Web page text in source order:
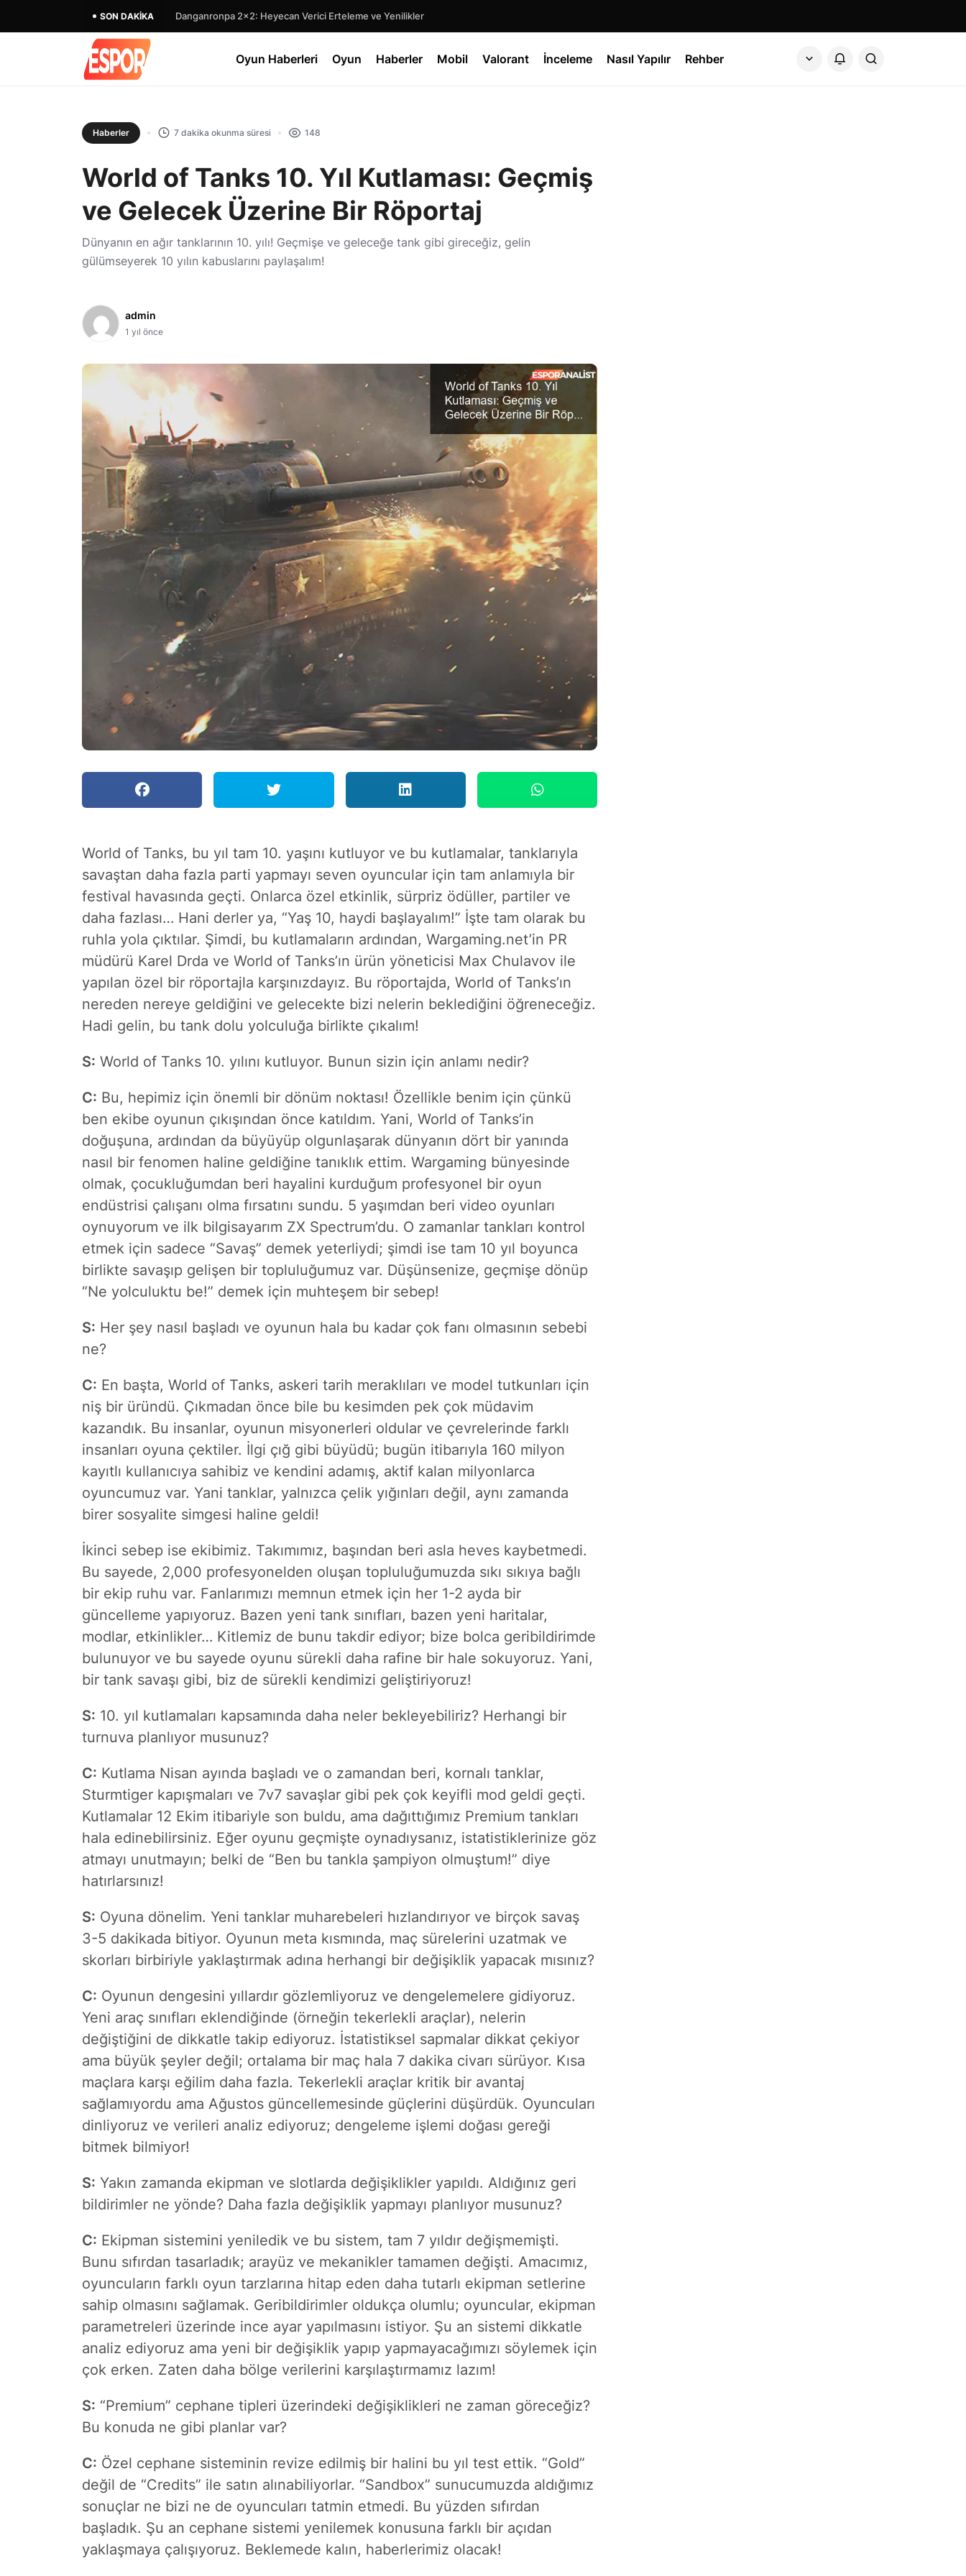
SON DAKIKA Danganronpa 2×2: Heyecan Verici Erteleme ve Yenilikler
Oyun Haberleri Oyun Haberler Mobil Valorant İnceleme Nasıl Yapılır Rehber
Haberler 7 dakika okunma süresi 148
World of Tanks 10. Yıl Kutlaması: Geçmiş
ve Gelecek Üzerine Bir Röportaj
Dünyanın en ağır tanklarının 10. yılı! Geçmişe ve geleceğe tank gibi gireceğiz, gelin
gülümseyerek 10 yılın kabuslarını paylaşalım!
admin
1 yıl önce
World of Tanks, bu yıl tam 10. yaşını kutluyor ve bu kutlamalar, tanklarıyla
savaştan daha fazla parti yapmayı seven oyuncular için tam anlamıyla bir
festival havasında geçti. Onlarca özel etkinlik, sürpriz ödüller, partiler ve
daha fazlası… Hani derler ya, “Yaş 10, haydi başlayalım!” İşte tam olarak bu
ruhla yola çıktılar. Şimdi, bu kutlamaların ardından, Wargaming.net’in PR
müdürü Karel Drda ve World of Tanks’ın ürün yöneticisi Max Chulavov ile
yapılan özel bir röportajla karşınızdayız. Bu röportajda, World of Tanks’ın
nereden nereye geldiğini ve gelecekte bizi nelerin beklediğini öğreneceğiz.
Hadi gelin, bu tank dolu yolculuğa birlikte çıkalım!
S: World of Tanks 10. yılını kutluyor. Bunun sizin için anlamı nedir?
C: Bu, hepimiz için önemli bir dönüm noktası! Özellikle benim için çünkü
ben ekibe oyunun çıkışından önce katıldım. Yani, World of Tanks’in
doğuşuna, ardından da büyüyüp olgunlaşarak dünyanın dört bir yanında
nasıl bir fenomen haline geldiğine tanıklık ettim. Wargaming bünyesinde
olmak, çocukluğumdan beri hayalini kurduğum profesyonel bir oyun
endüstrisi çalışanı olma fırsatını sundu. 5 yaşımdan beri video oyunları
oynuyorum ve ilk bilgisayarım ZX Spectrum’du. O zamanlar tankları kontrol
etmek için sadece “Savaş” demek yeterliydi; şimdi ise tam 10 yıl boyunca
birlikte savaşıp gelişen bir topluluğumuz var. Düşünsenize, geçmişe dönüp
“Ne yolculuktu be!” demek için muhteşem bir sebep!
S: Her şey nasıl başladı ve oyunun hala bu kadar çok fanı olmasının sebebi
ne?
C: En başta, World of Tanks, askeri tarih meraklıları ve model tutkunları için
niş bir üründü. Çıkmadan önce bile bu kesimden pek çok müdavim
kazandık. Bu insanlar, oyunun misyonerleri oldular ve çevrelerinde farklı
insanları oyuna çektiler. İlgi çığ gibi büyüdü; bugün itibarıyla 160 milyon
kayıtlı kullanıcıya sahibiz ve kendini adamış, aktif kalan milyonlarca
oyuncumuz var. Yani tanklar, yalnızca çelik yığınları değil, aynı zamanda
birer sosyalite simgesi haline geldi!
İkinci sebep ise ekibimiz. Takımımız, başından beri asla heves kaybetmedi.
Bu sayede, 2,000 profesyonelden oluşan topluluğumuzda sıkı sıkıya bağlı
bir ekip ruhu var. Fanlarımızı memnun etmek için her 1-2 ayda bir
güncelleme yapıyoruz. Bazen yeni tank sınıfları, bazen yeni haritalar,
modlar, etkinlikler… Kitlemiz de bunu takdir ediyor; bize bolca geribildirimde
bulunuyor ve bu sayede oyunu sürekli daha rafine bir hale sokuyoruz. Yani,
bir tank savaşı gibi, biz de sürekli kendimizi geliştiriyoruz!
S: 10. yıl kutlamaları kapsamında daha neler bekleyebiliriz? Herhangi bir
turnuva planlıyor musunuz?
C: Kutlama Nisan ayında başladı ve o zamandan beri, kornalı tanklar,
Sturmtiger kapışmaları ve 7v7 savaşlar gibi pek çok keyifli mod geldi geçti.
Kutlamalar 12 Ekim itibariyle son buldu, ama dağıttığımız Premium tankları
hala edinebilirsiniz. Eğer oyunu geçmişte oynadıysanız, istatistiklerinize göz
atmayı unutmayın; belki de “Ben bu tankla şampiyon olmuştum!” diye
hatırlarsınız!
S: Oyuna dönelim. Yeni tanklar muharebeleri hızlandırıyor ve birçok savaş
3-5 dakikada bitiyor. Oyunun meta kısmında, maç sürelerini uzatmak ve
skorları birbiriyle yaklaştırmak adına herhangi bir değişiklik yapacak mısınız?
C: Oyunun dengesini yıllardır gözlemliyoruz ve dengelemelere gidiyoruz.
Yeni araç sınıfları eklendiğinde (örneğin tekerlekli araçlar), nelerin
değiştiğini de dikkatle takip ediyoruz. İstatistiksel sapmalar dikkat çekiyor
ama büyük şeyler değil; ortalama bir maç hala 7 dakika civarı sürüyor. Kısa
maçlara karşı eğilim daha fazla. Tekerlekli araçlar kritik bir avantaj
sağlamıyordu ama Ağustos güncellemesinde güçlerini düşürdük. Oyuncuları
dinliyoruz ve verileri analiz ediyoruz; dengeleme işlemi doğası gereği
bitmek bilmiyor!
S: Yakın zamanda ekipman ve slotlarda değişiklikler yapıldı. Aldığınız geri
bildirimler ne yönde? Daha fazla değişiklik yapmayı planlıyor musunuz?
C: Ekipman sistemini yeniledik ve bu sistem, tam 7 yıldır değişmemişti.
Bunu sıfırdan tasarladık; arayüz ve mekanikler tamamen değişti. Amacımız,
oyuncuların farklı oyun tarzlarına hitap eden daha tutarlı ekipman setlerine
sahip olmasını sağlamak. Geribildirimler oldukça olumlu; oyuncular, ekipman
parametreleri üzerinde ince ayar yapılmasını istiyor. Şu an sistemi dikkatle
analiz ediyoruz ama yeni bir değişiklik yapıp yapmayacağımızı söylemek için
çok erken. Zaten daha bölge verilerini karşılaştırmamız lazım!
S: “Premium” cephane tipleri üzerindeki değişiklikleri ne zaman göreceğiz?
Bu konuda ne gibi planlar var?
C: Özel cephane sisteminin revize edilmiş bir halini bu yıl test ettik. “Gold”
değil de “Credits” ile satın alınabiliyorlar. “Sandbox” sunucumuzda aldığımız
sonuçlar ne bizi ne de oyuncuları tatmin etmedi. Bu yüzden sıfırdan
başladık. Şu an cephane sistemi yenilemek konusuna farklı bir açıdan
yaklaşmaya çalışıyoruz. Beklemede kalın, haberlerimiz olacak!